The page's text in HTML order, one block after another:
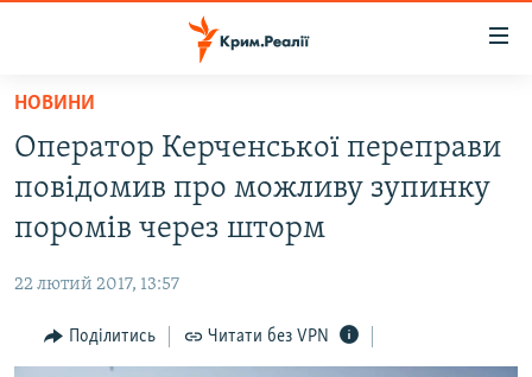
Перейти
основного
матеріалу
до
основної
Перейти
до
ВОДА.КРИМ
ВІДЕО ТА ФОТО
БЛОГИ
ПОГЛЯД
НОВИНИ
Оператор Керченської переправи
повідомив про можливу зупинку
поромів через шторм
22 лютий 2017, 13:57
Поділитись Читати без VPN